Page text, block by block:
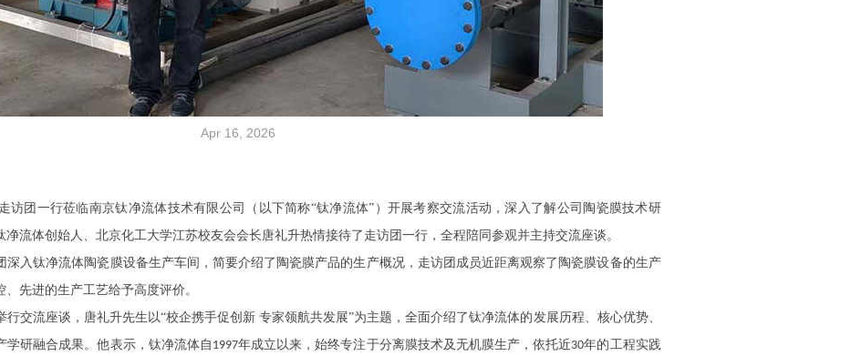
Apr 16, 2026
访团一行莅临南京钛净流体技术有限公司（以下简称“钛净流体”）开展考察交流活动，深入了解公司陶瓷膜技术研
流体创始人、北京化工大学江苏校友会会长唐礼升热情接待了走访团一行，全程陪同参观并主持交流座谈。
深入钛净流体陶瓷膜设备生产车间，简要介绍了陶瓷膜产品的生产概况，走访团成员近距离观察了陶瓷膜设备的生产
先进的生产工艺给予高度评价。
行交流座谈，唐礼升先生以“校企携手促创新 专家领航共发展”为主题，全面介绍了钛净流体的发展历程、核心优势、
研融合成果。他表示，钛净流体自1997年成立以来，始终专注于分离膜技术及无机膜生产，依托近30年的工程实践